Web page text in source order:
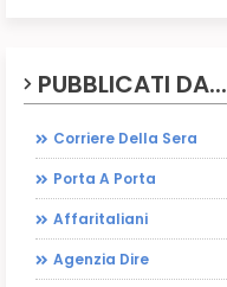
PUBBLICATI DA...
Corriere Della Sera
Porta A Porta
Affaritaliani
Agenzia Dire